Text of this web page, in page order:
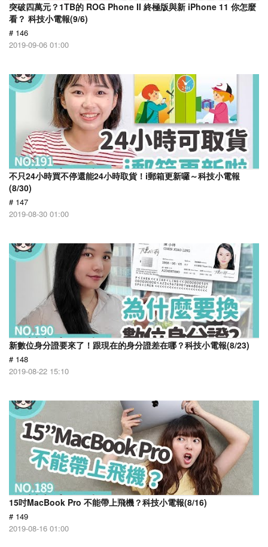
突破四萬元？1TB的 ROG Phone II 終極版與新 iPhone 11 你怎麼
看？ 科技小電報(9/6)
# 146
2019-09-06 01:00
不只24小時買不停還能24小時取貨！i郵箱更新囉～科技小電報
(8/30)
# 147
2019-08-30 01:00
新數位身分證要來了！跟現在的身分證差在哪？科技小電報(8/23)
# 148
2019-08-22 15:10
15吋MacBook Pro 不能帶上飛機？科技小電報(8/16)
# 149
2019-08-16 01:00